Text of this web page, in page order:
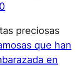
preciosas
que han
en